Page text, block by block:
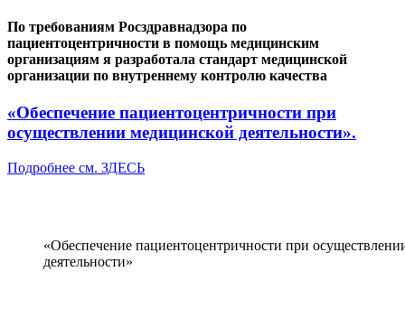
По требованиям Росздравнадзора по
пациентоцентричности в помощь медицинским
организациям я разработала стандарт медицинской
организации по внутреннему контролю качества
«Обеспечение пациентоцентричности при
осуществлении медицинской деятельности».
Подробнее см. ЗДЕСЬ
«Обеспечение пациентоцентричности при
деятельности»